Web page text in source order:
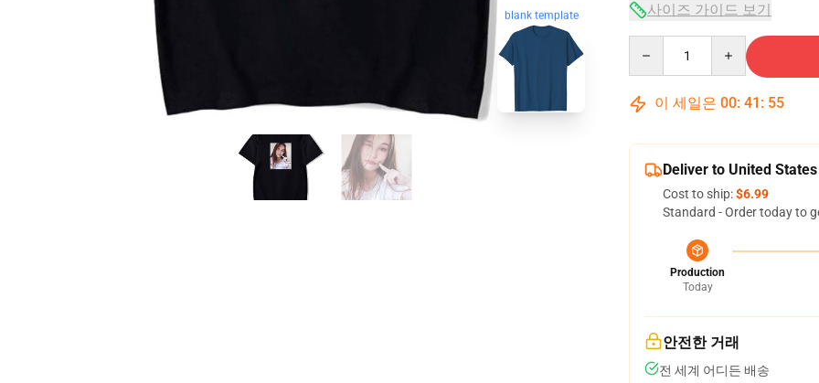
blank template 사이즈 가이드 보기
이 세일은 00: 41 : 54
Deliver to United States
Cost to ship:$6.99
Standard - Order today to
Production
Today
안전한 거래
전 세계 어디든 배송